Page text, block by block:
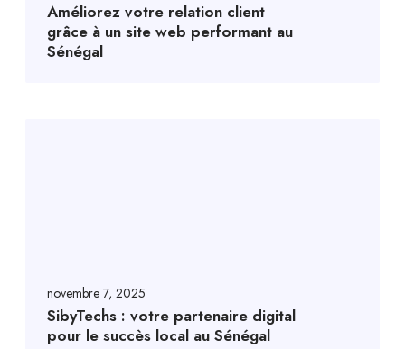
Améliorez votre relation client
grâce à un site web performant au
Sénégal
novembre 7, 2025
SibyTechs : votre partenaire digital
pour le succès local au Sénégal